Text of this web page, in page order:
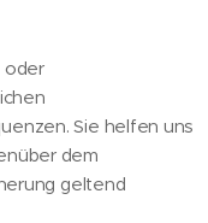
oder
Sie helfen uns
dem
geltend